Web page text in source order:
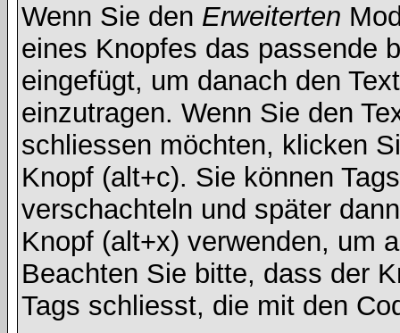
Wenn Sie den Erweiterten
eines Knopfes das passende
eingefügt, um danach den
einzutragen. Wenn Sie den
schliessen möchten, klicken
Knopf (alt+c). Sie können
verschachteln und später
Knopf (alt+x) verwenden, um
Beachten Sie bitte, dass der
Tags schliesst, die mit den